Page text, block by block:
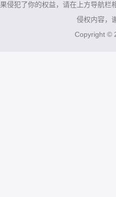
果侵犯了你的权益，请在上方导航栏
侵权内容，
Copyright ©